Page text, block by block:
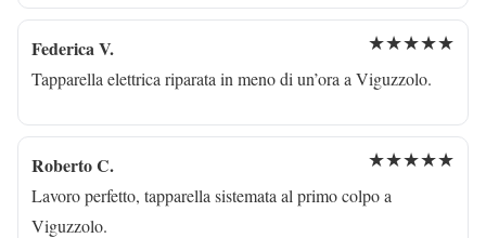
Federica V. ★★★★★
Tapparella elettrica riparata in meno di un’ora a Viguzzolo.
Roberto C. ★★★★★
Lavoro perfetto, tapparella sistemata al primo colpo a
Viguzzolo.